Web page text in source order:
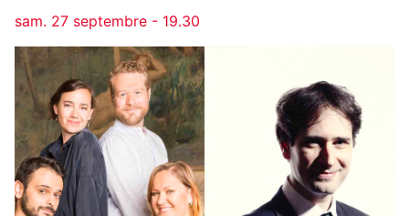
sam. 27 septembre - 19.30